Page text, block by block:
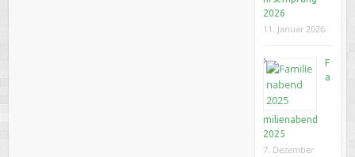
2026
11. Januar 2026
F
a
milienabend
2025
7. Dezember